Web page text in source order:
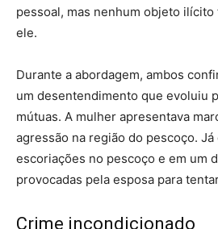
pessoal, mas nenhum objeto
ele.
Durante a abordagem, ambos
um desentendimento que evoluiu
mútuas. A mulher apresentava
agressão na região do pescoço.
escoriações no pescoço e em um
provocadas pela esposa para
Crime incondicionado